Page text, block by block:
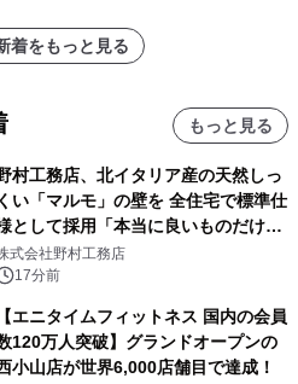
着をもっと見る
もっと見る
村工務店、北イタリア産の天然しっ
くい「マルモ」の壁を 全住宅で標準仕
として採用「本当に良いものだけに
だわる」
式会社野村工務店
17分前
【エニタイムフィットネス 国内の会員
120万人突破】グランドオープンの
小山店が世界6,000店舗目で達成！